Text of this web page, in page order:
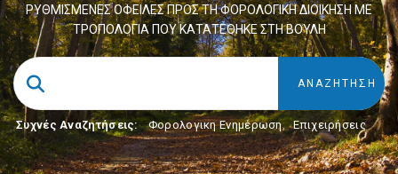
ΡΥΘΜΙΣΜΕΝΕΣ ΟΦΕΙΛΕΣ ΠΡΟΣ ΤΗ ΦΟΡΟΛΟΓΙΚΗ ΔΙΟΙΚΗΣΗ ΜΕ
ΤΡΟΠΟΛΟΓΙΑ ΠΟΥ ΚΑΤΑΤΕΘΗΚΕ ΣΤΗ ΒΟΥΛΗ
Συχνές Αναζητήσεις: Φορολογικη Ενημέρωση, Επιχειρήσεις